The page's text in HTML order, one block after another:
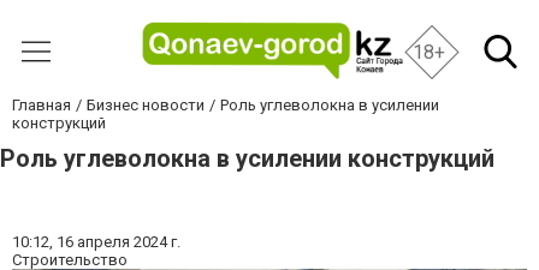
18+
Главная Бизнес новости
Роль углеволокна в усилении
конструкций
Роль углеволокна в усилении конструкций
10:12, 16 апреля 2024 г.
Строительство